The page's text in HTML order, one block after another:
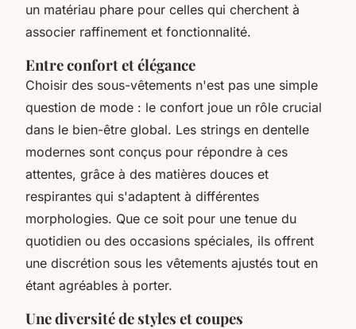
un matériau phare pour celles qui cherchent à
associer raffinement et fonctionnalité.
Entre confort et élégance
Choisir des sous-vêtements n'est pas une simple
question de mode : le confort joue un rôle crucial
dans le bien-être global. Les strings en dentelle
modernes sont conçus pour répondre à ces
attentes, grâce à des matières douces et
respirantes qui s'adaptent à différentes
morphologies. Que ce soit pour une tenue du
quotidien ou des occasions spéciales, ils offrent
une discrétion sous les vêtements ajustés tout en
étant agréables à porter.
Une diversité de styles et coupes